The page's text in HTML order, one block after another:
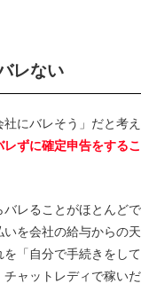
レない
にバレそう」だと考え
ずに確定申告をするこ
レることがほとんどで
を会社の給与からの天
「自分で手続きをして
ャットレディで稼いだ